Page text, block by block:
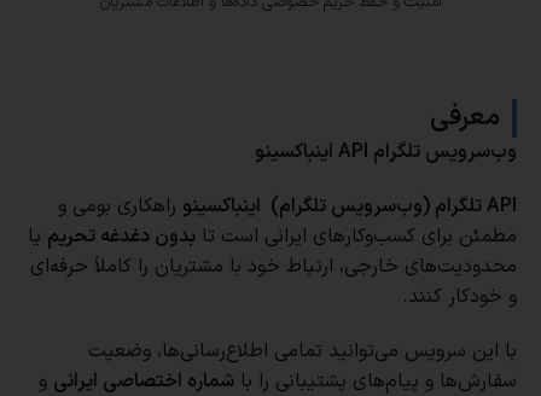
معرفی
وب‌سرویس تلگرام API اینباکسینو
API تلگرام (و
ب‌سرویس تلگرام) اینباکسینو راهکاری بومی و
مطمئن برای کسب‌وکارهای ایرانی است تا بدون دغدغه تحریم یا
محدودیت‌های خارجی، ارتباط خود با مشتریان را کاملاً حرفه‌ای
و خودکار کنند.
با این سرویس می‌توانید تمامی اطلاع‌رسانی‌ها، وضعیت
سفارش‌ها و پیام‌های پشتیبانی را با شماره اختصاصی ایرانی و